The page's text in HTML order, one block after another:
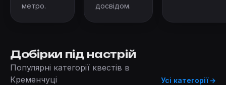
метро.
досвідом.
Добірки під настрій
Популярні категорії квестів в
Кременчуці
Усі категорії